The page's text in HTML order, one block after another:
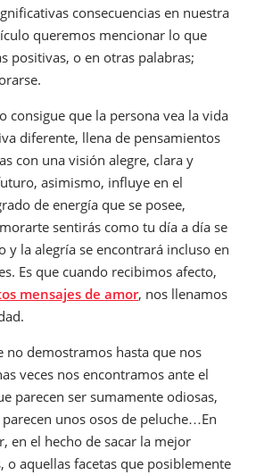
consecuencias en nuestra
queremos mencionar lo que
positivas, o en otras palabras;
consigue que la persona vea la vida
diferente, llena de pensamientos
con una visión alegre, clara y
asimismo, influye en el
de energía que se posee,
sentirás como tu día a día se
y la alegría se encontrará incluso en
Es que cuando recibimos afecto,
mensajes de amor, nos llenamos
no demostramos hasta que nos
veces nos encontramos ante el
parecen ser sumamente odiosas,
unos osos de peluche…En
en el hecho de sacar la mejor
o aquellas facetas que posiblemente